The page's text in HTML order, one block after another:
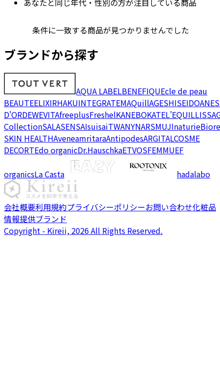
あなたと同じ年代・性別の方が注目している商品
条件に一致する商品が見つかりませんでした
ブランドから探す
AQUA LABELBENEFIQUEcle de peau
BEAUTEELIXIRHAKUINTEGRATEMAQuillAGESHISEIDO
D'ORDEWEVITAfreeplusFreshelKANEBOKATEL'EQUIL
CollectionSALASENSAIsuisaiTWANYNARSMUJInaturieBiore
SKIN HEALTHAveneamritaraAntipodesARGITALCOSME
DECORTEdo organicDr.HauschkaETVOSFEMMUEF
organicsLa Casta hadalabo
会社概要利用規約プライバシーポリシーお問い合わせ化粧品
情報提供ブランド
Copyright - Kireii, 2026 All Rights Reserved.